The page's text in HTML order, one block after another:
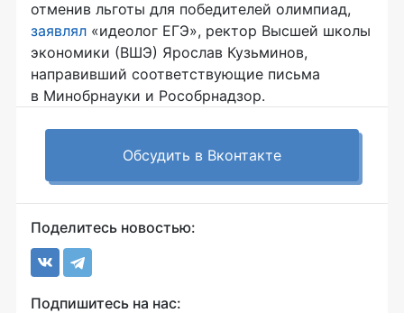
отменив льготы для победителей олимпиад,
заявлял «идеолог ЕГЭ», ректор Высшей школы
экономики (ВШЭ) Ярослав Кузьминов,
направивший соответствующие письма
в Минобрнауки и Рособрнадзор.
Обсудить в Вконтакте
Поделитесь новостью:
Подпишитесь на нас: